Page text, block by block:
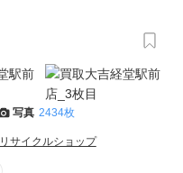
写真 2434枚
リサイクルショップ